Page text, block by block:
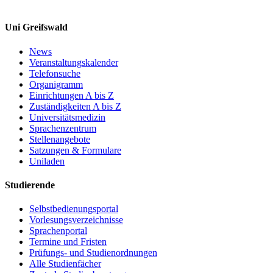
Uni Greifswald
News
Veranstaltungskalender
Telefonsuche
Organigramm
Einrichtungen A bis Z
Zuständigkeiten A bis Z
Universitätsmedizin
Sprachenzentrum
Stellenangebote
Satzungen & Formulare
Uniladen
Studierende
Selbstbedienungsportal
Vorlesungsverzeichnisse
Sprachenportal
Termine und Fristen
Prüfungs- und Studienordnungen
Alle Studienfächer